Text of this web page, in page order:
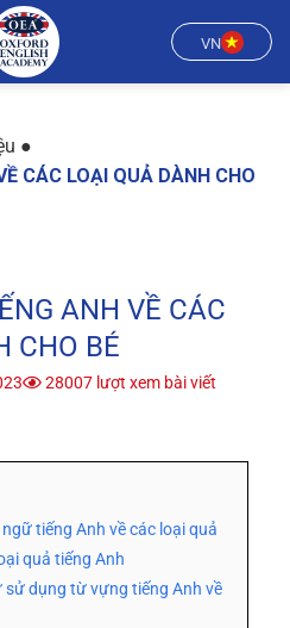
VN
●
CÁC LOẠI QUẢ DÀNH CHO
ANH VỀ CÁC
CHO BÉ
28007 lượt xem bài viết
tiếng Anh về các loại quả
quả tiếng Anh
dụng từ vựng tiếng Anh về